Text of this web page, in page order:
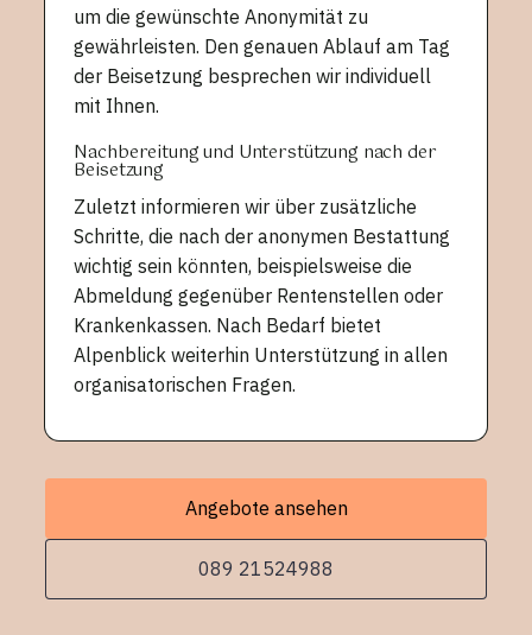
um die gewünschte Anonymität zu
gewährleisten. Den genauen Ablauf am Tag
der Beisetzung besprechen wir individuell
mit Ihnen.
Nachbereitung und Unterstützung nach der
Beisetzung
Zuletzt informieren wir über zusätzliche
Schritte, die nach der anonymen Bestattung
wichtig sein könnten, beispielsweise die
Abmeldung gegenüber Rentenstellen oder
Krankenkassen. Nach Bedarf bietet
Alpenblick weiterhin Unterstützung in allen
organisatorischen Fragen.
Angebote ansehen
089 21524988